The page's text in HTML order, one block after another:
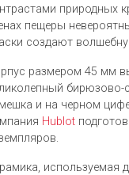
природных
пещеры
создают
размером 45 мм
бирюзово-
и на черном
Hublot
используемая